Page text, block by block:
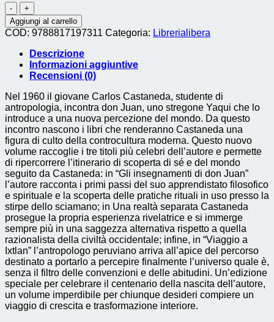
in
viaggio
con
don
juan.
la
trilogia
dello
sciamano.
ediz.
speciale
quantità
Aggiungi al carrello
COD: 9788817197311 Categoria: Librerialibera
Descrizione
Informazioni aggiuntive
Recensioni (0)
Nel 1960 il giovane Carlos Castaneda, studente di
antropologia, incontra don Juan, uno stregone Yaqui che lo
introduce a una nuova percezione del mondo. Da questo
incontro nascono i libri che renderanno Castaneda una
figura di culto della controcultura moderna. Questo nuovo
volume raccoglie i tre titoli più celebri dell’autore e permette
di ripercorrere l’itinerario di scoperta di sé e del mondo
seguito da Castaneda: in “Gli insegnamenti di don Juan”
l’autore racconta i primi passi del suo apprendistato filosofico
e spirituale e la scoperta delle pratiche rituali in uso presso la
stirpe dello sciamano; in Una realtà separata Castaneda
prosegue la propria esperienza rivelatrice e si immerge
sempre più in una saggezza alternativa rispetto a quella
razionalista della civiltà occidentale; infine, in “Viaggio a
Ixtlan” l’antropologo peruviano arriva all’apice del percorso
destinato a portarlo a percepire finalmente l’universo quale è,
senza il filtro delle convenzioni e delle abitudini. Un’edizione
speciale per celebrare il centenario della nascita dell’autore,
un volume imperdibile per chiunque desideri compiere un
viaggio di crescita e trasformazione interiore.